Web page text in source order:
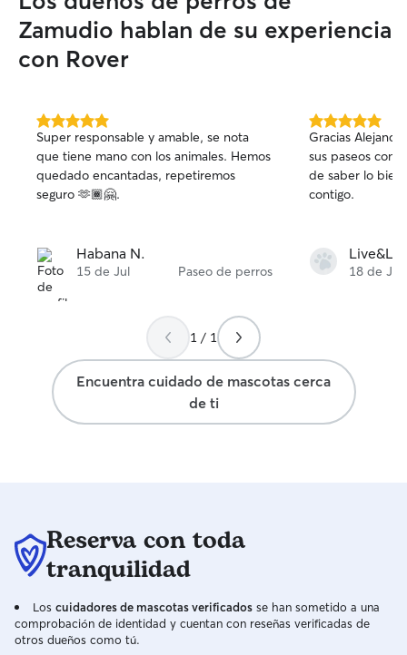
de cada perro
indicaciones
Convivo con un
amigable y
compartir con
superviso las
todos estén
transportín o
ningún
Zamudio hablan de su experiencia
con Rover
5.0
de
5
estrellas
Super responsable y amable, se nota
que tiene mano con los animales. Hemos
quedado encantadas, repetiremos
seguro 🫶🏾🤗.
Habana N.
15 de Jul Paseo de perros
5.0
de
5
estrellas
Gracias
sus paseos
de saber lo bien
contigo.
18 de Jun
1 / 1
Encuentra cuidado de mascotas cerca
de ti
Reserva con toda
tranquilidad
Los cuidadores de mascotas verificados se han sometido a una
comprobación de identidad y cuentan con reseñas verificadas de
otros dueños como tú.